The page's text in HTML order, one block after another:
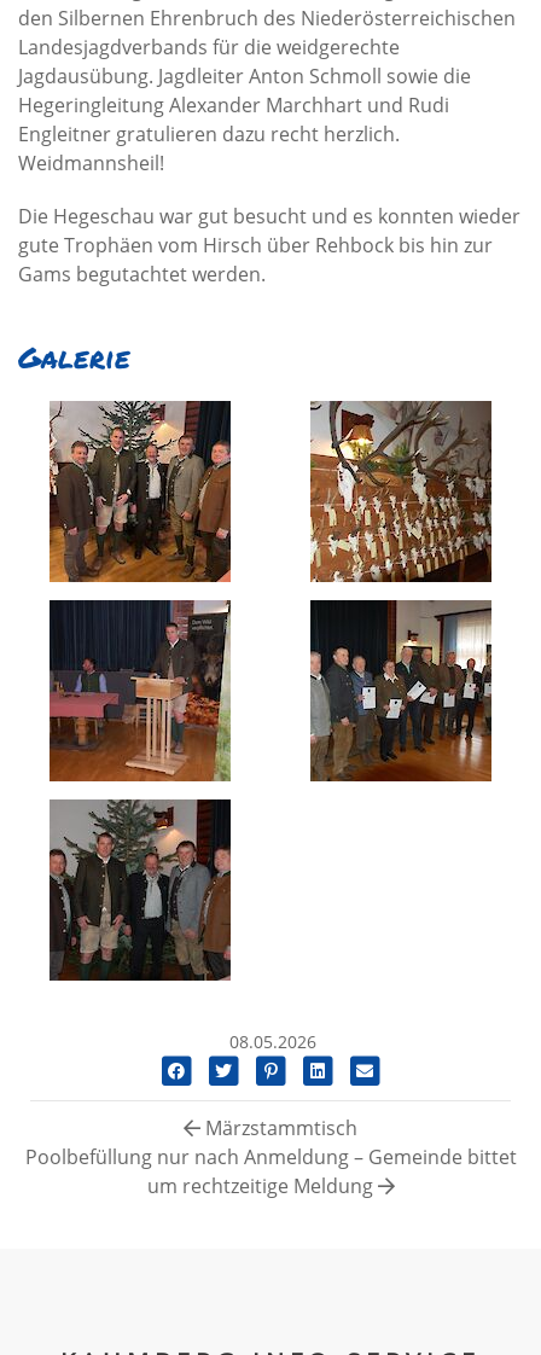
den Silbernen Ehrenbruch des Niederösterreichischen
Landesjagdverbands für die weidgerechte
Jagdausübung. Jagdleiter Anton Schmoll sowie die
Hegeringleitung Alexander Marchhart und Rudi
Engleitner gratulieren dazu recht herzlich.
Weidmannsheil!
Die Hegeschau war gut besucht und es konnten wieder
gute Trophäen vom Hirsch über Rehbock bis hin zur
Gams begutachtet werden.
Galerie
08.05.2026
Märzstammtisch
Poolbefüllung nur nach Anmeldung – Gemeinde bittet
um rechtzeitige Meldung